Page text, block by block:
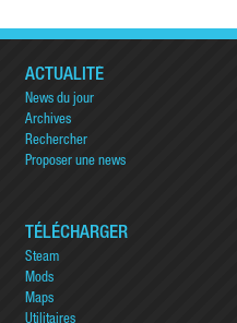
ACTUALITÉ
News du jour
Archives
Rechercher
Proposer une news
TÉLÉCHARGER
Steam
Mods
Maps
Utilitaires